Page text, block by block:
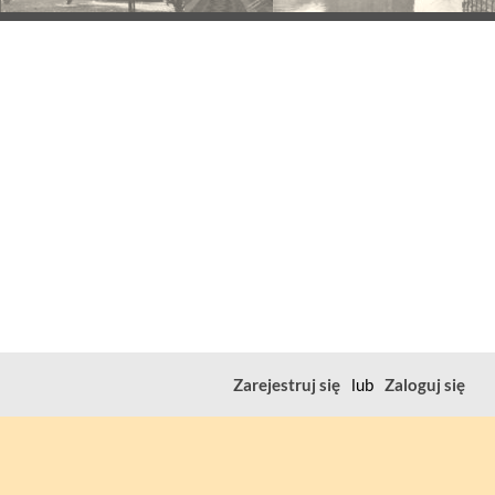
Zarejestruj się lub Zaloguj się